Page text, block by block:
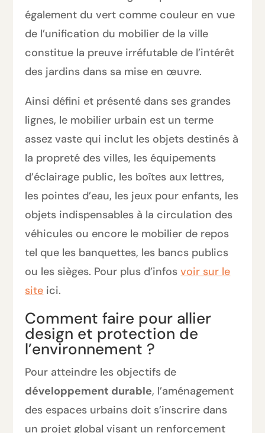
également du vert comme couleur en vue
de l’unification du mobilier de la ville
constitue la preuve irréfutable de l’intérêt
des jardins dans sa mise en œuvre.
Ainsi défini et présenté dans ses grandes
lignes, le mobilier urbain est un terme
assez vaste qui inclut les objets destinés à
la propreté des villes, les équipements
d’éclairage public, les boîtes aux lettres,
les pointes d’eau, les jeux pour enfants, les
objets indispensables à la circulation des
véhicules ou encore le mobilier de repos
tel que les banquettes, les bancs publics
ou les sièges. Pour plus d’infosvoir sur le
site ici.
Comment faire pour allier
design et protection de
l’environnement ?
Pour atteindre les objectifs de
développement durable, l’aménagement
des espaces urbains doit s’inscrire dans
un projet global visant un renforcement